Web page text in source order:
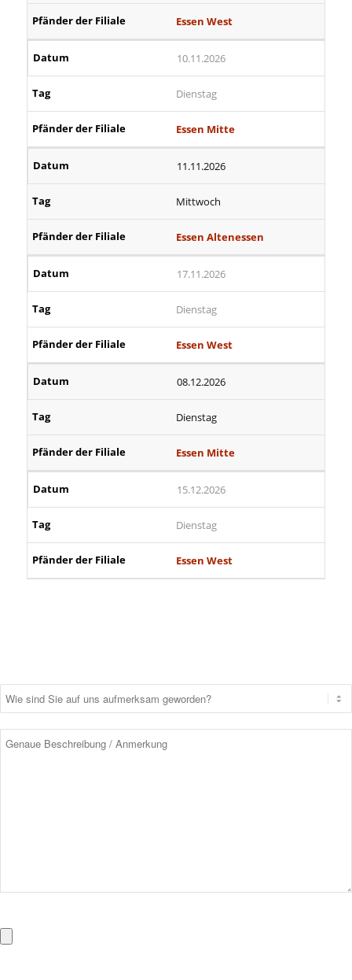
Essen West
10.11.2026
Dienstag
Essen Mitte
11.11.2026
Mittwoch
Essen Altenessen
17.11.2026
Dienstag
Essen West
08.12.2026
Dienstag
Essen Mitte
15.12.2026
Dienstag
Essen West